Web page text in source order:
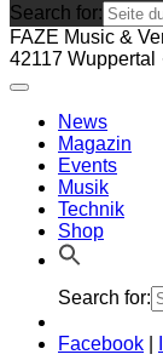
Search for:
FAZE Music &
42117 Wuppertal
News
Magazin
Events
Musik
Technik
Shop
Search for:
Facebook